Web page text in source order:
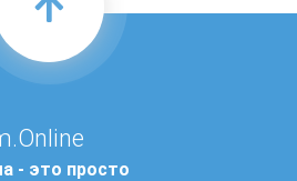
- это просто